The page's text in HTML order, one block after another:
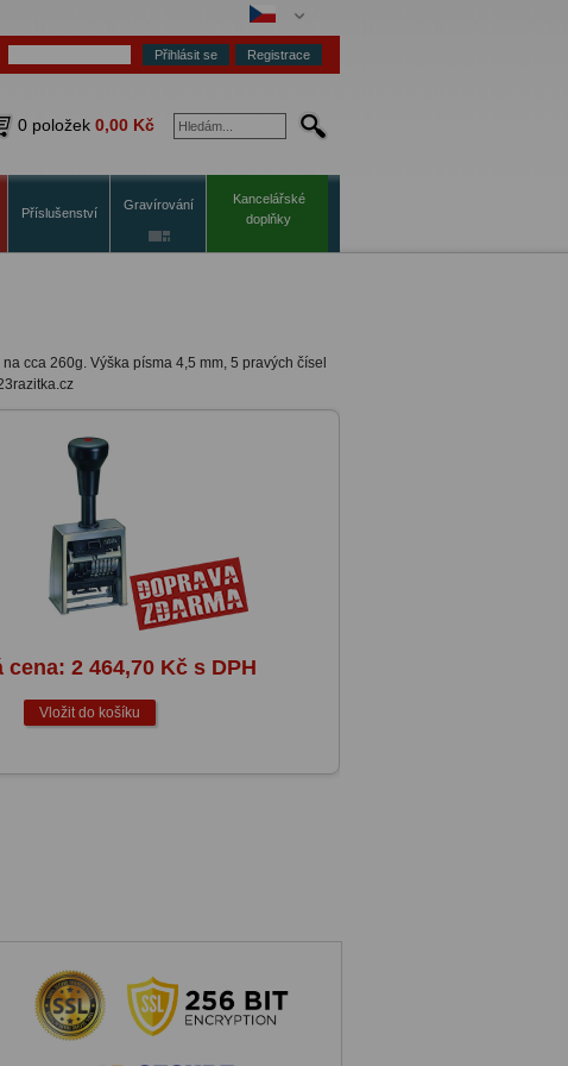
Registrace
0 položek 0,00 Kč
Příslušenství
Gravírování
Kancelářské
doplňky
cca 260g. Výška písma 4,5 mm, 5 pravých čísel
cena: 2 464,70 Kč s DPH